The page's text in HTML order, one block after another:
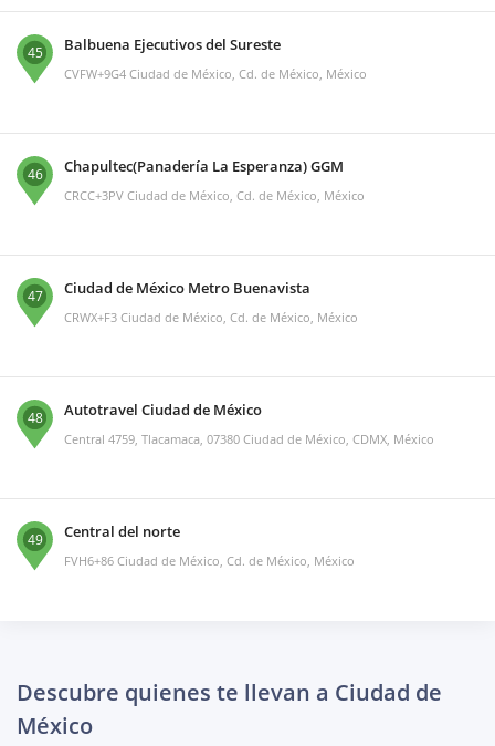
45 Balbuena Ejecutivos del Sureste
CVFW+9G4 Ciudad de México, Cd. de México, México
46 Chapultec(Panadería La Esperanza) GGM
CRCC+3PV Ciudad de México, Cd. de México, México
47 Ciudad de México Metro Buenavista
CRWX+F3 Ciudad de México, Cd. de México, México
48 Autotravel Ciudad de México
Central 4759, Tlacamaca, 07380 Ciudad de México, CDMX, México
49 Central del norte
FVH6+86 Ciudad de México, Cd. de México, México
Descubre quienes te llevan a Ciudad de
México